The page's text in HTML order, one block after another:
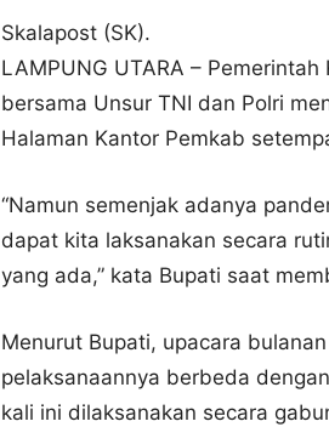
Skalapost (SK).
LAMPUNG UTARA –
bersama Unsur TNI dan Polri
Halaman Kantor Pemkab
“Namun semenjak adanya
dapat kita laksanakan secara
yang ada,” kata Bupati saat
Menurut Bupati, upacara
pelaksanaannya berbeda
kali ini dilaksanakan secara